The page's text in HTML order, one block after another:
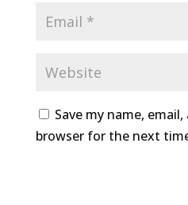
Save my name,
browser for the next